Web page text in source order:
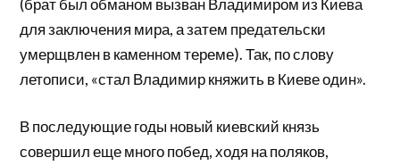
(брат был обманом вызван Владимиром из Киева
для заключения мира, а затем предательски
умерщвлен в каменном тереме). Так, по слову
летописи, «стал Владимир княжить в Киеве один».
В последующие годы новый киевский князь
совершил еще много побед, ходя на поляков,